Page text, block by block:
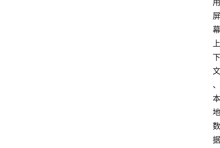
用
屏
幕
上
下
文
、
本
地
数
据